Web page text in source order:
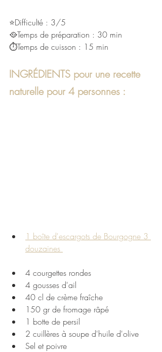
⭐Difficulté : 3/5
🥘Temps de préparation : 30 min
⏱Temps de cuisson : 15 min
INGRÉDIENTS pour une recette
naturelle pour 4 personnes :
1 boîte d'escargots de Bourgogne 3
douzaines
4 courgettes rondes
4 gousses d'ail
40 cl de crème fraîche
150 gr de fromage râpé
1 botte de persil
2 cuillères à soupe d'huile d'olive
Sel et poivre